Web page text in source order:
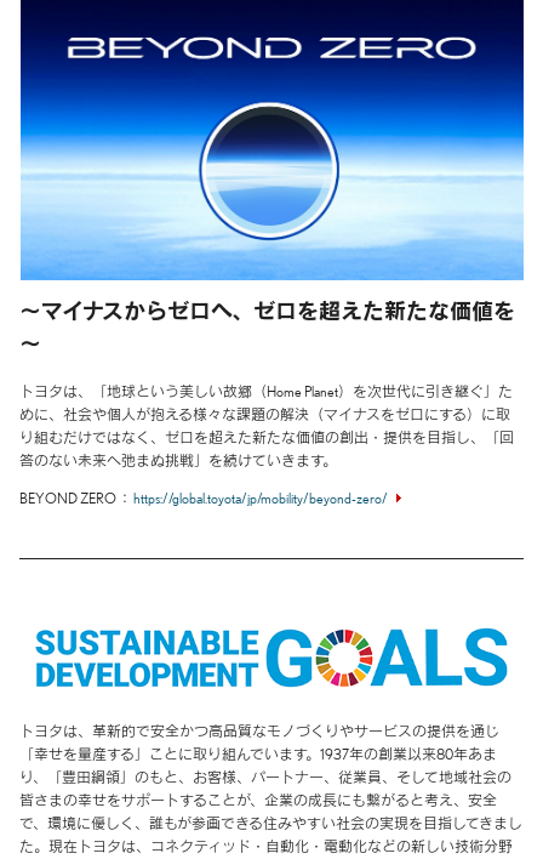
～マイナスからゼロへ、ゼロを超えた新たな価値を
～
トヨタは、「地球という美しい故郷（Home Planet）を次世代に引き継ぐ」た
めに、社会や個人が抱える様々な課題の解決（マイナスをゼロにする）に取
り組むだけではなく、ゼロを超えた新たな価値の創出・提供を目指し、「回
答のない未来へ弛まぬ挑戦」を続けていきます。
BEYOND ZERO https://global.toyota/jp/mobility/beyond-zero/
トヨタは、革新的で安全かつ高品質なモノづくりやサービスの提供を通じ
「幸せを量産する」ことに取り組んでいます。1937年の創業以来80年あま
り、「豊田綱領」のもと、お客様、パートナー、従業員、そして地域社会の
皆さまの幸せをサポートすることが、企業の成長にも繋がると考え、安全
で、環境に優しく、誰もが参画できる住みやすい社会の実現を目指してきまし
た。現在トヨタは、コネクティッド・自動化・電動化などの新しい技術分野